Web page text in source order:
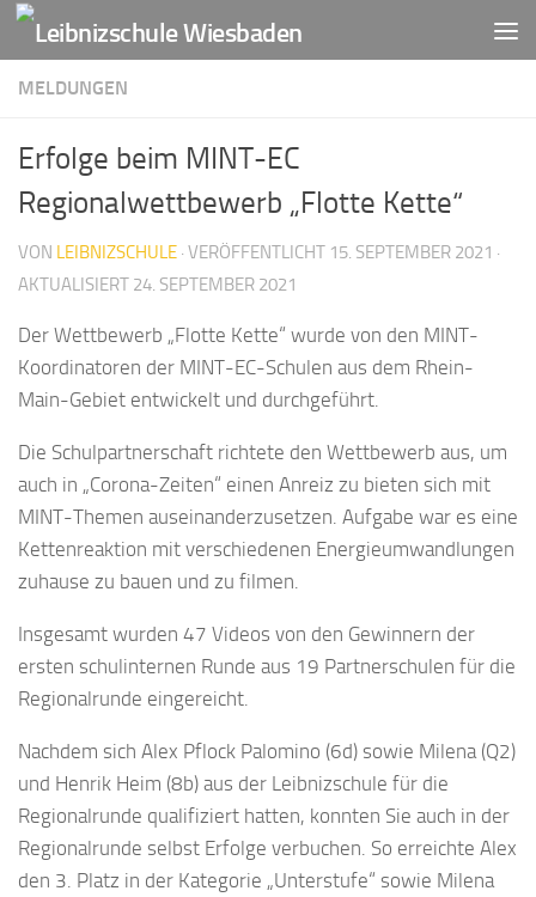
Zum Inhalt springen
MELDUNGEN
Erfolge beim MINT-EC
Regionalwettbewerb „Flotte Kette“
VON LEIBNIZSCHULE · VERÖFFENTLICHT 15. SEPTEMBER 2021 ·
AKTUALISIERT 24. SEPTEMBER 2021
Der Wettbewerb „Flotte Kette“ wurde von den MINT-
Koordinatoren der MINT-EC-Schulen aus dem Rhein-
Main-Gebiet entwickelt und durchgeführt.
Die Schulpartnerschaft richtete den Wettbewerb aus, um
auch in „Corona-Zeiten“ einen Anreiz zu bieten sich mit
MINT-Themen auseinanderzusetzen. Aufgabe war es eine
Kettenreaktion mit verschiedenen Energieumwandlungen
zuhause zu bauen und zu filmen.
Insgesamt wurden 47 Videos von den Gewinnern der
ersten schulinternen Runde aus 19 Partnerschulen für die
Regionalrunde eingereicht.
Nachdem sich Alex Pflock Palomino (6d) sowie Milena (Q2)
und Henrik Heim (8b) aus der Leibnizschule für die
Regionalrunde qualifiziert hatten, konnten Sie auch in der
Regionalrunde selbst Erfolge verbuchen. So erreichte Alex
den 3. Platz in der Kategorie „Unterstufe“ sowie Milena